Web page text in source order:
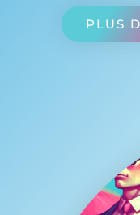
PLUS